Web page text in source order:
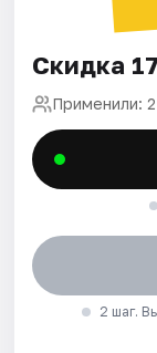
Скидка
Применили:
2 шаг.